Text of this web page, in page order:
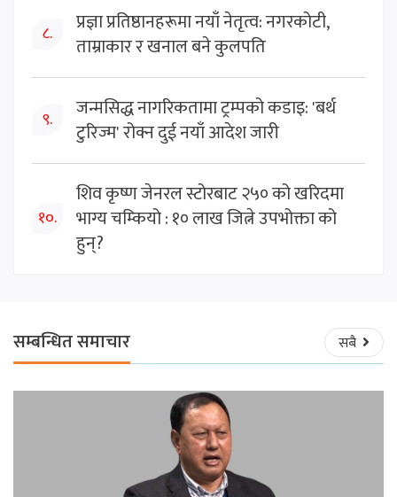
८.
प्रज्ञा प्रतिष्ठानहरूमा नयाँ नेतृत्व: नगरकोटी,
ताम्राकार र खनाल बने कुलपति
९.
जन्मसिद्ध नागरिकतामा ट्रम्पको कडाइ: 'बर्थ
टुरिज्म' रोक्न दुई नयाँ आदेश जारी
१०.
शिव कृष्ण जेनरल स्टोरबाट २५० को खरिदमा
भाग्य चम्कियो : १० लाख जित्ने उपभोक्ता को
हुन्?
सम्बन्धित समाचार सबै